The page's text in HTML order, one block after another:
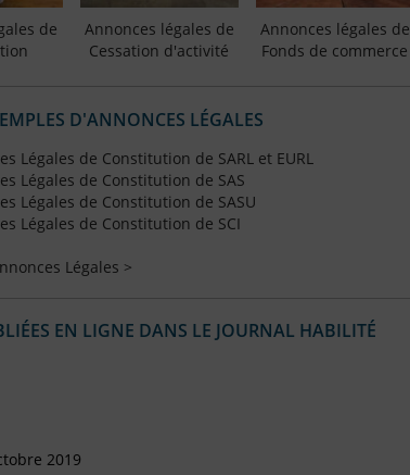
de
Annonces légales de
Cessation d'activité
Annonces légales de
Fonds de commerce
D'ANNONCES LÉGALES
Légales de Constitution de SARL et EURL
Légales de Constitution de SAS
Légales de Constitution de SASU
Légales de Constitution de SCI
Légales >
EN LIGNE DANS LE JOURNAL HABILITÉ
2019